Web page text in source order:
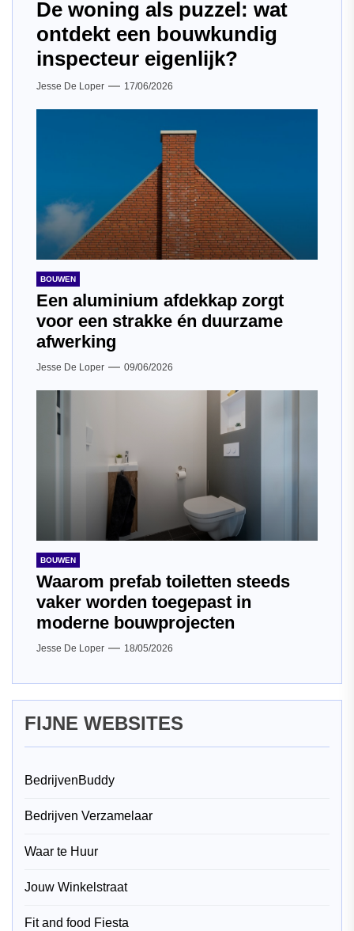
De woning als puzzel: wat
ontdekt een bouwkundig
inspecteur eigenlijk?
Jesse De Loper 17/06/2026
BOUWEN
Een aluminium afdekkap zorgt
voor een strakke én duurzame
afwerking
Jesse De Loper 09/06/2026
BOUWEN
Waarom prefab toiletten steeds
vaker worden toegepast in
moderne bouwprojecten
Jesse De Loper 18/05/2026
FIJNE WEBSITES
BedrijvenBuddy
Bedrijven Verzamelaar
Waar te Huur
Jouw Winkelstraat
Fit and food Fiesta